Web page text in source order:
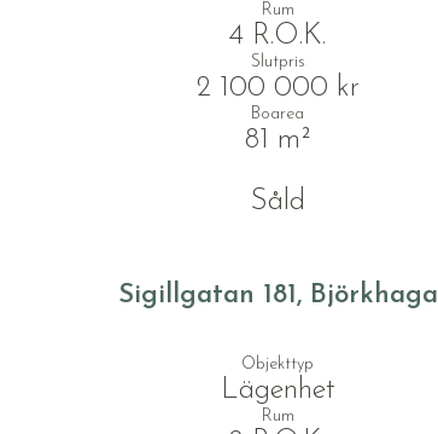
Rum
4 R.O.K.
Slutpris
2 100 000 kr
Boarea
81 m²
Såld
Sigillgatan 181, Björkhaga
Objekttyp
Lägenhet
Rum